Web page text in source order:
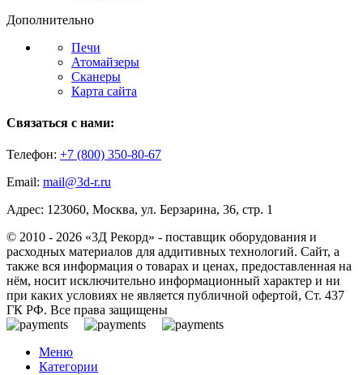
Дополнительно
Печи
Атомайзеры
Сканеры
Карта сайта
Связаться с нами:
Телефон: +7 (800) 350-80-67
Email: mail@3d-r.ru
Адрес: 123060, Москва, ул. Берзарина, 36, стр. 1
© 2010 - 2026 «3Д Рекорд» - поставщик оборудования и
расходных материалов для аддитивных технологий. Сайт, а
также вся информация о товарах и ценах, предоставленная на
нём, носит исключительно информационный характер и ни
при каких условиях не является публичной офертой, Ст. 437
ГК РФ. Все права защищены
Меню
Категории